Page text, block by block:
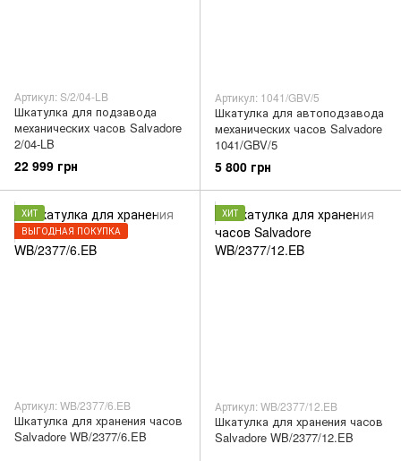
Артикул: S/2/04-LB
Шкатулка для подзавода
механических часов Salvadore
2/04-LB
22 999 грн
Артикул: 1041/GBV/5
Шкатулка для автоподзавода
механических часов Salvadore
1041/GBV/5
5 800 грн
ХИТ
ВЫГОДНАЯ ПОКУПКА
Артикул: WB/2377/6.EB
Шкатулка для хранения часов
Salvadore WB/2377/6.EB
ХИТ
Артикул: WB/2377/12.EB
Шкатулка для хранения часов
Salvadore WB/2377/12.EB